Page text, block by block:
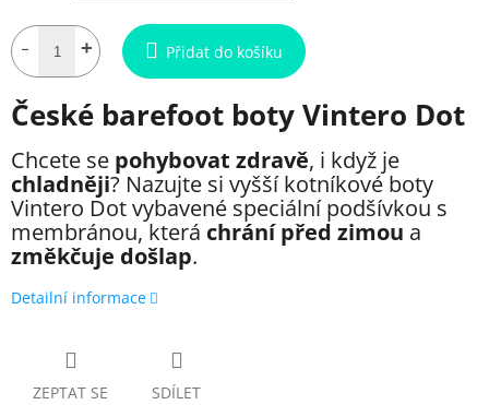
Přidat do košíku
České barefoot boty Vintero Dot
Chcete se pohybovat zdravě, i když je
chladněji? Nazujte si vyšší kotníkové boty
Vintero Dot vybavené speciální podšívkou s
membránou, která chrání před zimou a
změkčuje došlap.
Detailní informace
ZEPTAT SE SDÍLET